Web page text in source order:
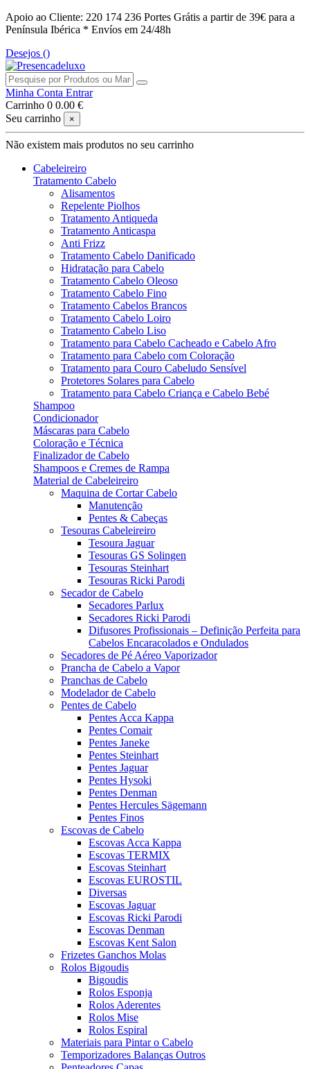
Apoio ao Cliente: 220 174 236 Portes Grátis a partir de 39€ para a
Península Ibérica * Envíos em 24/48h
Desejos ()
Minha Conta Entrar
Carrinho 0 0.00 €
Seu carrinho
×
Não existem mais produtos no seu carrinho
Cabeleireiro
Tratamento Cabelo
Alisamentos
Repelente Piolhos
Tratamento Antiqueda
Tratamento Anticaspa
Anti Frizz
Tratamento Cabelo Danificado
Hidratação para Cabelo
Tratamento Cabelo Oleoso
Tratamento Cabelo Fino
Tratamento Cabelos Brancos
Tratamento Cabelo Loiro
Tratamento Cabelo Liso
Tratamento para Cabelo Cacheado e Cabelo Afro
Tratamento para Cabelo com Coloração
Tratamento para Couro Cabeludo Sensível
Protetores Solares para Cabelo
Tratamento para Cabelo Criança e Cabelo Bebé
Shampoo
Condicionador
Máscaras para Cabelo
Coloração e Técnica
Finalizador de Cabelo
Shampoos e Cremes de Rampa
Material de Cabeleireiro
Maquina de Cortar Cabelo
Manutenção
Pentes & Cabeças
Tesouras Cabeleireiro
Tesoura Jaguar
Tesouras GS Solingen
Tesouras Steinhart
Tesouras Ricki Parodi
Secador de Cabelo
Secadores Parlux
Secadores Ricki Parodi
Difusores Profissionais – Definição Perfeita para
Cabelos Encaracolados e Ondulados
Secadores de Pé Aéreo Vaporizador
Prancha de Cabelo a Vapor
Pranchas de Cabelo
Modelador de Cabelo
Pentes de Cabelo
Pentes Acca Kappa
Pentes Comair
Pentes Janeke
Pentes Steinhart
Pentes Jaguar
Pentes Hysoki
Pentes Denman
Pentes Hercules Sägemann
Pentes Finos
Escovas de Cabelo
Escovas Acca Kappa
Escovas TERMIX
Escovas Steinhart
Escovas EUROSTIL
Diversas
Escovas Jaguar
Escovas Ricki Parodi
Escovas Denman
Escovas Kent Salon
Frizetes Ganchos Molas
Rolos Bigoudis
Bigoudis
Rolos Esponja
Rolos Aderentes
Rolos Mise
Rolos Espiral
Materiais para Pintar o Cabelo
Temporizadores Balanças Outros